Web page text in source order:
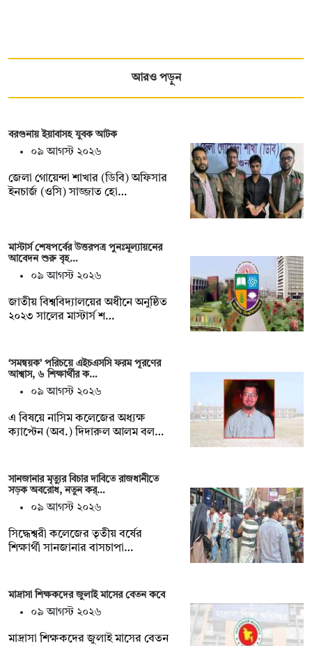
আরও পড়ুন
বরগুনায় ইয়াবাসহ যুবক আটক
০৯ আগস্ট ২০২৬
জেলা গোয়েন্দা শাখার (ডিবি) অফিসার
ইনচার্জ (ওসি) সাজ্জাত হো…
মাস্টার্স শেষপর্বের উত্তরপত্র পুনঃমূল্যায়নের
আবেদন শুরু বৃহ…
০৯ আগস্ট ২০২৬
জাতীয় বিশ্ববিদ্যালয়ের অধীনে অনুষ্ঠিত
২০২৩ সালের মাস্টার্স শ…
‘সমন্বয়ক’ পরিচয়ে এইচএসসি ফরম পূরণের
আশ্বাস, ৬ শিক্ষার্থীর ক…
০৯ আগস্ট ২০২৬
এ বিষয়ে নাসিম কলেজের অধ্যক্ষ
ক্যাপ্টেন (অব.) দিদারুল আলম বল…
সানজানার মৃত্যুর বিচার দাবিতে রাজধানীতে
সড়ক অবরোধ, নতুন কর্…
০৯ আগস্ট ২০২৬
সিদ্ধেশ্বরী কলেজের তৃতীয় বর্ষের
শিক্ষার্থী সানজানার বাসচাপা…
মাদ্রাসা শিক্ষকদের জুলাই মাসের বেতন কবে
০৯ আগস্ট ২০২৬
মাদ্রাসা শিক্ষকদের জুলাই মাসের বেতন